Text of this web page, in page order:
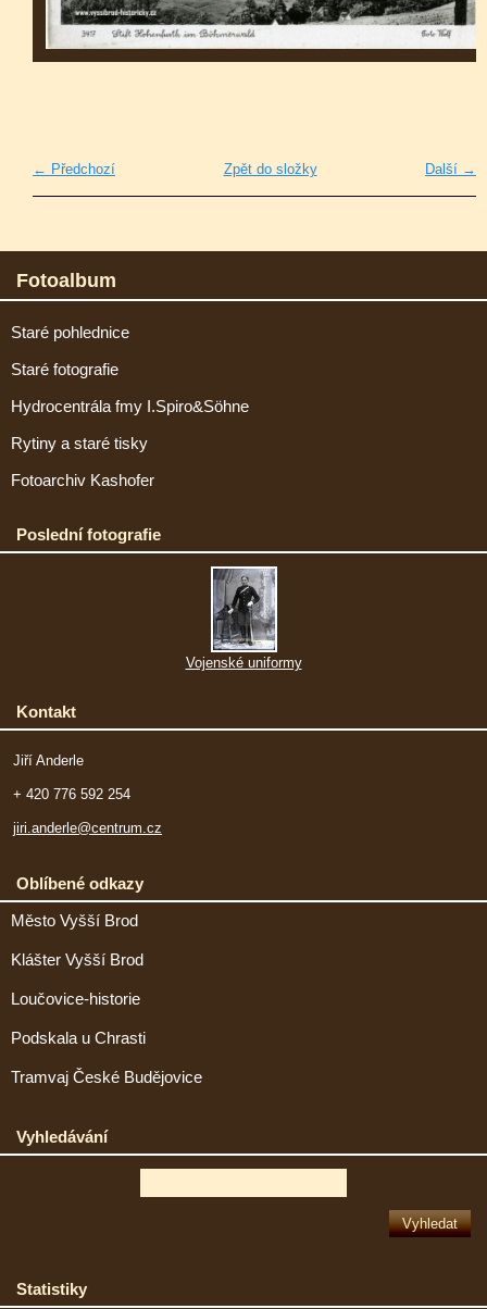
← Předchozí Další →
Zpět do složky
Fotoalbum
Staré pohlednice
Staré fotografie
Hydrocentrála fmy I.Spiro&Söhne
Rytiny a staré tisky
Fotoarchiv Kashofer
Poslední fotografie
Vojenské uniformy
Kontakt
Jiří Anderle
+ 420 776 592 254
jiri.anderle@centrum.cz
Oblíbené odkazy
Město Vyšší Brod
Klášter Vyšší Brod
Loučovice-historie
Podskala u Chrasti
Tramvaj České Budějovice
Vyhledávání
Statistiky